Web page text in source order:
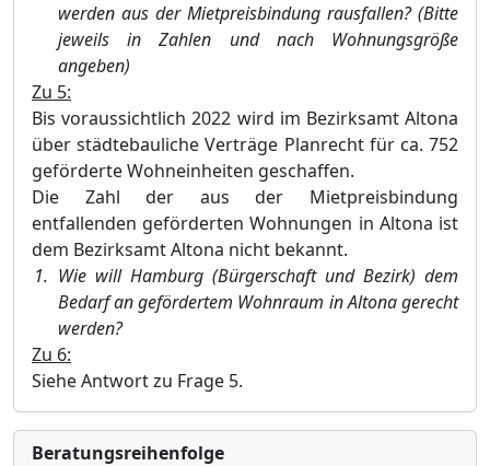
werden aus der Mietpreisbindung rausfallen? (Bitte
jeweils in Zahlen und nach Wohnungsgröße
angeben)
Zu 5:
Bis voraussichtlich 2022 wird im Bezirksamt Altona
über städtebauliche Verträge Planrecht für ca. 752
geförderte Wohneinheiten geschaffen.
Die Zahl der aus der Mietpreisbindung
entfallenden geförderten Wohnungen in Altona ist
dem Bezirksamt Altona nicht bekannt.
Wie will Hamburg (Bürgerschaft und Bezirk) dem
Bedarf an gefördertem Wohnraum in Altona gerecht
werden?
Zu 6:
Siehe Antwort zu Frage 5.
Bera­tungs­reihen­folge